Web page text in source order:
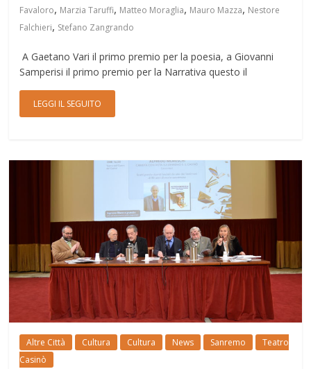
Favaloro, Marzia Taruffi, Matteo Moraglia, Mauro Mazza, Nestore
Falchieri, Stefano Zangrando
A Gaetano Vari il primo premio per la poesia, a Giovanni
Samperisi il primo premio per la Narrativa questo il
LEGGI IL SEGUITO
Altre Città Cultura Cultura News Sanremo
Teatro
Casinò